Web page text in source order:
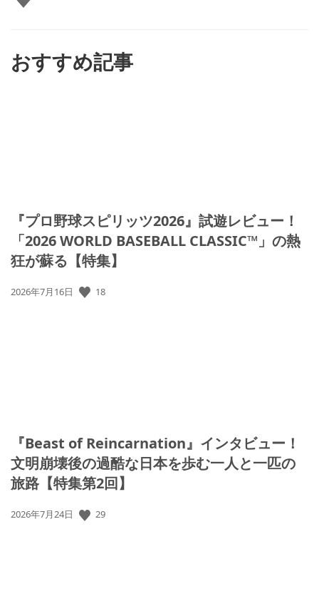
おすすめ記事
『プロ野球スピリッツ2026』試遊レビュー！
「2026 WORLD BASEBALL CLASSIC™」の熱
狂が蘇る【特集】
公
2026年7月16日 18
『Beast of Reincarnation』インタビュー！
文明崩壊後の過酷な日本を歩む一人と一匹の
旅路【特集第2回】
公
2026年7月24日 29